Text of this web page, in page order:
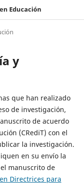
Educación
y
que han realizado
de investigación,
de acuerdo
(CRediT) con el
la investigación.
en su envío la
manuscrito de
Directrices para